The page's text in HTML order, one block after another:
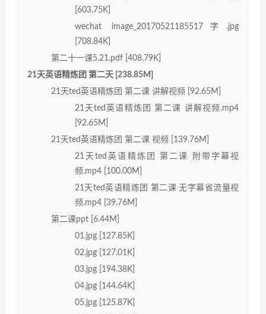
[603.75K]
wechat image_20170521185517字.jpg
[708.84K]
第二十一课5.21.pdf [408.79K]
21天英语精炼团 第二天 [238.85M]
21天ted英语精炼团 第二课 讲解视频 [92.65M]
21天ted英语精炼团 第二课 讲解视频.mp4
[92.65M]
21天ted英语精炼团 第二课 视频 [139.76M]
21天ted英语精炼团 第二课 附带字幕视
频.mp4 [100.00M]
21天ted英语精炼团 第二课 无字幕省流量视
频.mp4 [39.76M]
第二课ppt [6.44M]
01.jpg [127.85K]
02.jpg [127.01K]
03.jpg [194.38K]
04.jpg [144.64K]
05.jpg [125.87K]